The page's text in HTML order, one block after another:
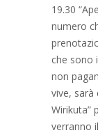
19.30
numero
che sono
non
vive, sarà
Wirikuta”
verranno